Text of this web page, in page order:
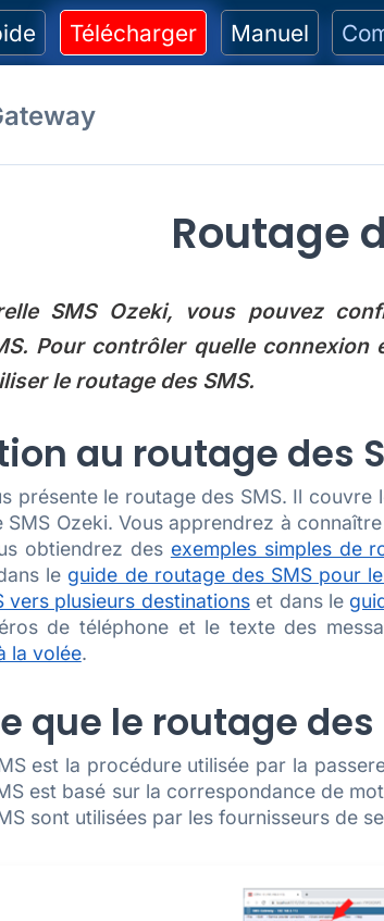
Télécharger Manuel
Routage
SMS Ozeki, vous pouvez
Pour contrôler quelle
le routage des SMS.
au routage des
présente le routage des SMS. Il
SMS Ozeki. Vous apprendrez à
obtiendrez des exemples simples de
le guide de routage des SMS pour
vers plusieurs destinationset dans le
de téléphone et le texte des
la volée.
que le routage des
est la procédure utilisée par la
est basé sur la correspondance de
sont utilisées par les fournisseurs de